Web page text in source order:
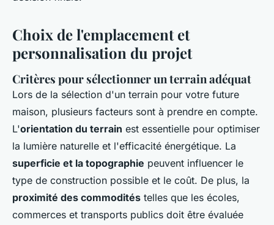
Choix de l'emplacement et
personnalisation du projet
Critères pour sélectionner un terrain adéquat
Lors de la sélection d'un terrain pour votre future
maison, plusieurs facteurs sont à prendre en compte.
L'orientation du terrain est essentielle pour optimiser
la lumière naturelle et l'efficacité énergétique. La
superficie et la topographie peuvent influencer le
type de construction possible et le coût. De plus, la
proximité des commodités telles que les écoles,
commerces et transports publics doit être évaluée